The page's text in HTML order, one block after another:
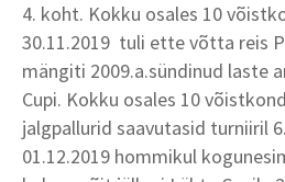
4. koht. Kokku osales 10
30.11.2019 tuli ette võtta reis
mängiti 2009.a.sündinud laste
Cupi. Kokku osales 10
jalgpallurid saavutasid turniiril
01.12.2019 hommikul